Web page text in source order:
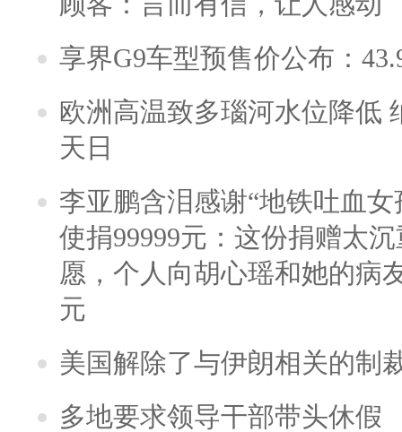
享界G9车型预售价公布：
欧洲高温致多瑙河水位降低
天日
李亚鹏含泪感谢“地铁吐血
使捐99999元：这份捐赠太
愿，个人向胡心瑶和她的病
元
美国解除了与伊朗相关的制
多地要求领导干部带头休假